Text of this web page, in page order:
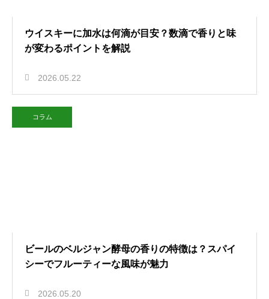
ウイスキーに加水は何滴が目安？数滴で香りと味
が変わるポイントを解説
2026.05.22
コラム
ビールのベルジャン酵母の香りの特徴は？スパイ
シーでフルーティーな風味が魅力
2026.05.20